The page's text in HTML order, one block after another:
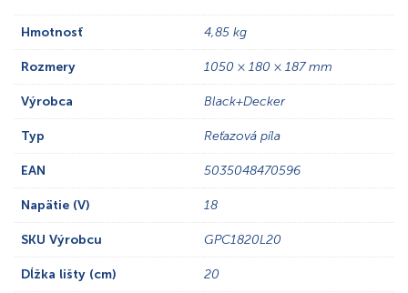
Hmotnosť 4,85 kg
Rozmery 1050 × 180 × 187 mm
Výrobca Black+Decker
Typ Reťazová píla
EAN 5035048470596
Napätie (V) 18
SKU Výrobcu GPC1820L20
Dĺžka lišty (cm) 20